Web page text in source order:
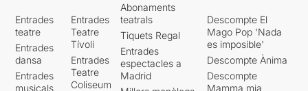
Entrades
teatre
Entrades
dansa
Entrades
musicals
Entrades
Teatre
Tívoli
Entrades
Teatre
Coliseum
Abonaments
teatrals
Tiquets Regal
Entrades
espectacles a
Madrid
Descompte El
Mago Pop 'Nada
es imposible'
Descompte Ànima
Descompte
Mamma mia